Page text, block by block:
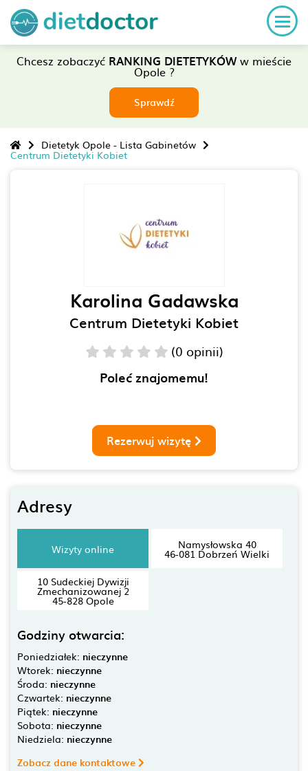
Chcesz zobaczyć RANKING DIETETYKÓWw mieście
Opole ?
Sprawdź
Dietetyk Opole - Lista Gabinetów
Centrum Dietetyki Kobiet
Karolina Gadawska
Centrum Dietetyki Kobiet
(0 opinii)
Poleć znajomemu!
Rezerwuj wizytę
Adresy
Wizyty online Namysłowska 40
46-081 Dobrzeń Wielki
10 Sudeckiej Dywizji
Zmechanizowanej 2
45-828 Opole
Godziny otwarcia:
Poniedziałek: nieczynne
Wtorek: nieczynne
Środa: nieczynne
Czwartek: nieczynne
Piątek: nieczynne
Sobota: nieczynne
Niedziela: nieczynne
Zobacz dane kontaktowe